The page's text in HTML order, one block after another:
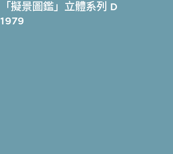
「擬景圖鑑」立體系列 D
1979